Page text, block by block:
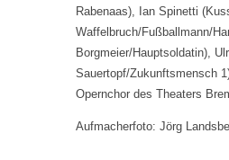
Rabenaas), Ian Spinetti
Waffelbruch/Fußballmann/
Borgmeier/Hauptsoldatin),
Sauertopf/Zukunftsmensch
Opernchor des Theaters
Aufmacherfoto: Jörg